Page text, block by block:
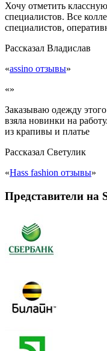
Хочу отметить
специалистов. Все
специалистов,
Рассказал Владислав
«assino отзывы»
«»
Заказываю одежду
взяла новинки на
из крапивы и платье
Рассказал Светулик
«Hass fashion отзывы»
Представители на